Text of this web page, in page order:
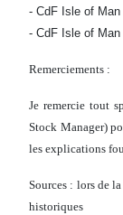
- CdF Isle of Man
- CdF Isle of Man
Remerciements :
Je remercie tout
Stock Manager)
les explications
Sources : lors de
historiques